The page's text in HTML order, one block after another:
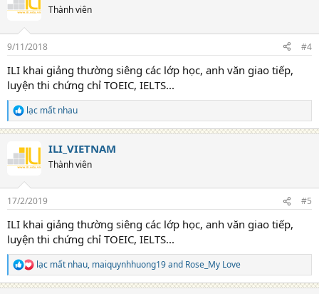
Thành viên
9/11/2018 #4
ILI khai giảng thường siêng các lớp học, anh văn giao tiếp,
luyện thi chứng chỉ TOEIC, IELTS...
R
e
a
t
s
lạc mất nhau
ILI_VIETNAM
Thành viên
17/2/2019 #5
ILI khai giảng thường siêng các lớp học, anh văn giao tiếp,
luyện thi chứng chỉ TOEIC, IELTS...
R
e
lạc mất nhau, maiquynhhuong19and Rose_My Love